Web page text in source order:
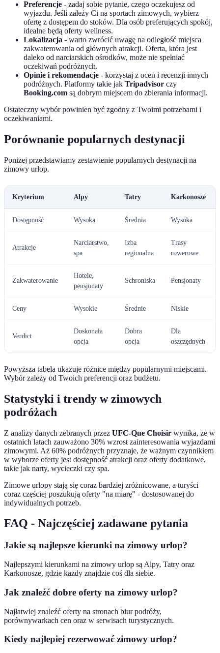
Preferencje - zadaj sobie pytanie, czego oczekujesz od
wyjazdu. Jeśli zależy Ci na sportach zimowych, wybierz
ofertę z dostępem do stoków. Dla osób preferujących spokój,
idealne będą oferty wellness.
Lokalizacja - warto zwrócić uwagę na odległość miejsca
zakwaterowania od głównych atrakcji. Oferta, która jest
daleko od narciarskich ośrodków, może nie spełniać
oczekiwań podróżnych.
Opinie i rekomendacje - korzystaj z ocen i recenzji innych
podróżnych. Platformy takie jak Tripadvisor czy
Booking.com są dobrym miejscem do zbierania informacji.
Ostateczny wybór powinien być zgodny z Twoimi potrzebami i
oczekiwaniami.
Porównanie popularnych destynacji
Poniżej przedstawiamy zestawienie popularnych destynacji na
zimowy urlop.
Kryterium Alpy Tatry Karkonosze
Dostępność Wysoka Średnia Wysoka
Atrakcje
Narciarstwo,
spa
Izba
regionalna
Trasy
rowerowe
Zakwaterowanie
Hotele,
pensjonaty
Schroniska Pensjonaty
Ceny Wysokie Średnie Niskie
Verdict
Doskonała
opcja
Dobra
opcja
Dla
oszczędnych
Powyższa tabela ukazuje różnice między popularnymi miejscami.
Wybór zależy od Twoich preferencji oraz budżetu.
Statystyki i trendy w zimowych
podróżach
Z analizy danych zebranych przez UFC-Que Choisir wynika, że w
ostatnich latach zauważono 30% wzrost zainteresowania wyjazdami
zimowymi. Aż 60% podróżnych przyznaje, że ważnym czynnikiem
w wyborze oferty jest dostępność atrakcji oraz oferty dodatkowe,
takie jak narty, wycieczki czy spa.
Zimowe urlopy stają się coraz bardziej zróżnicowane, a turyści
coraz częściej poszukują oferty "na miarę" - dostosowanej do
indywidualnych potrzeb.
FAQ - Najczęściej zadawane pytania
Jakie są najlepsze kierunki na zimowy urlop?
Najlepszymi kierunkami na zimowy urlop są Alpy, Tatry oraz
Karkonosze, gdzie każdy znajdzie coś dla siebie.
Jak znaleźć dobre oferty na zimowy urlop?
Najłatwiej znaleźć oferty na stronach biur podróży,
porównywarkach cen oraz w serwisach turystycznych.
Kiedy najlepiej rezerwować zimowy urlop?